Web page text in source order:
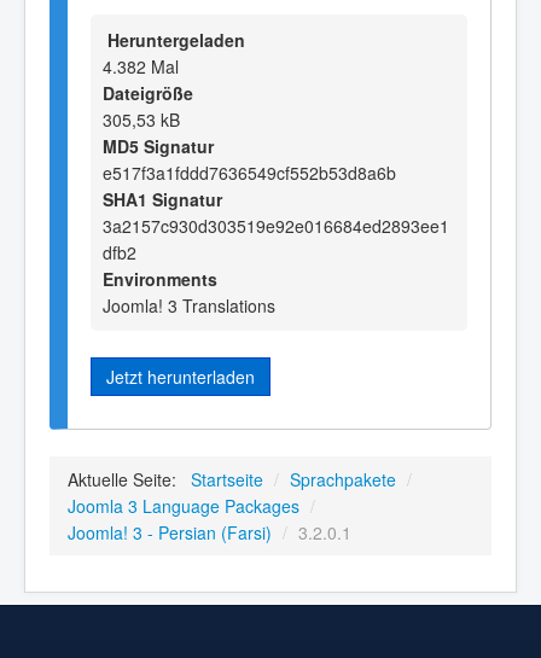
Heruntergeladen
4.382 Mal
Dateigröße
305,53 kB
MD5 Signatur
e517f3a1fddd7636549cf552b53d8a6b
SHA1 Signatur
3a2157c930d303519e92e016684ed2893ee1
dfb2
Environments
Joomla! 3 Translations
Jetzt herunterladen
Aktuelle Seite: Startseite / Sprachpakete /
Joomla 3 Language Packages /
Joomla! 3 - Persian (Farsi) / 3.2.0.1